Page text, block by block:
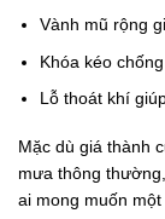
Vành mũ rộng
Khóa kéo
Lỗ thoát khí
Mặc dù giá thành
mưa thông
ai mong muốn